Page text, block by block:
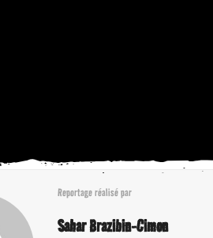
Reportage réalisé par
Sahar Brazibin-Cimon